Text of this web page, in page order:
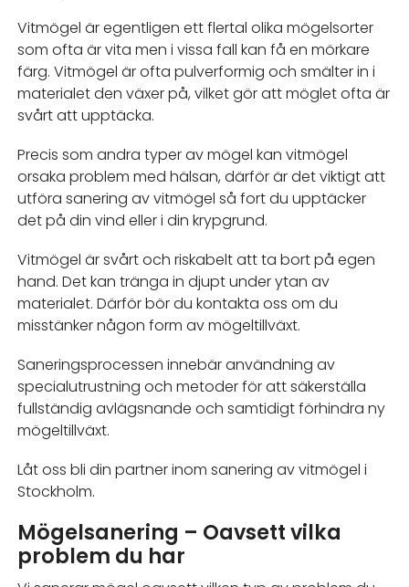
Vitmögel är egentligen ett flertal olika mögelsorter
som ofta är vita men i vissa fall kan få en mörkare
färg. Vitmögel är ofta pulverformig och smälter in i
materialet den växer på, vilket gör att möglet ofta är
svårt att upptäcka.
Precis som andra typer av mögel kan vitmögel
orsaka problem med hälsan, därför är det viktigt att
utföra sanering av vitmögel så fort du upptäcker
det på din vind eller i din krypgrund.
Vitmögel är svårt och riskabelt att ta bort på egen
hand. Det kan tränga in djupt under ytan av
materialet. Därför bör du kontakta oss om du
misstänker någon form av mögeltillväxt.
Saneringsprocessen innebär användning av
specialutrustning och metoder för att säkerställa
fullständig avlägsnande och samtidigt förhindra ny
mögeltillväxt.
Låt oss bli din partner inom sanering av vitmögel i
Stockholm.
Mögelsanering – Oavsett vilka
problem du har